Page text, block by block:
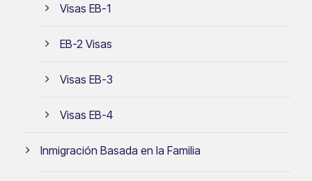
Visas EB-1
EB-2 Visas
Visas EB-3
Visas EB-4
Inmigración Basada en la Familia